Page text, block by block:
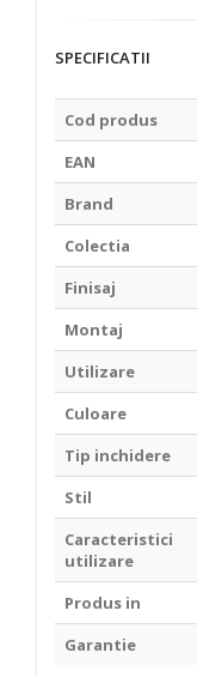
SPECIFICATII
Cod produs
EAN
Brand
Colectia
Finisaj
Montaj
Utilizare
Culoare
Tip inchidere
Stil
Caracteristici
utilizare
Produs in
Garantie